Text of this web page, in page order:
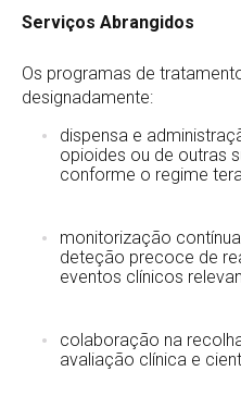
Serviços Abrangidos
Os programas de
designadamente:
dispensa e
opioides ou de outras
conforme o regime
monitorização
deteção precoce de
eventos clínicos
colaboração na
avaliação clínica e